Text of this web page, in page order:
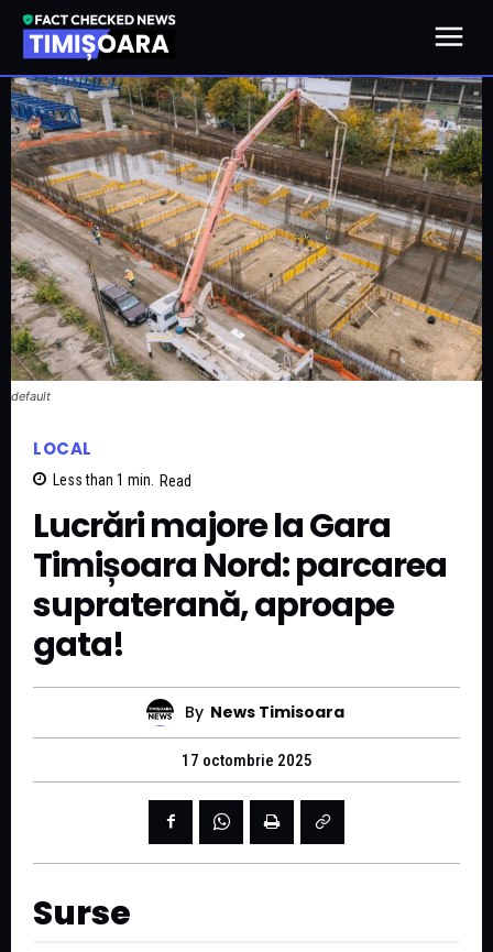
default
LOCAL
Less than 1 min. Read
Lucrări majore la Gara
Timișoara Nord: parcarea
supraterană, aproape
gata!
By News Timisoara
17 octombrie 2025
Surse